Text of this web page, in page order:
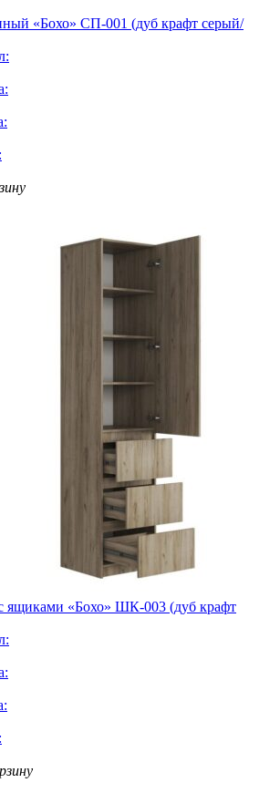
«Бохо» СП-001 (дуб крафт серый/
ящиками «Бохо» ШК-003 (дуб крафт